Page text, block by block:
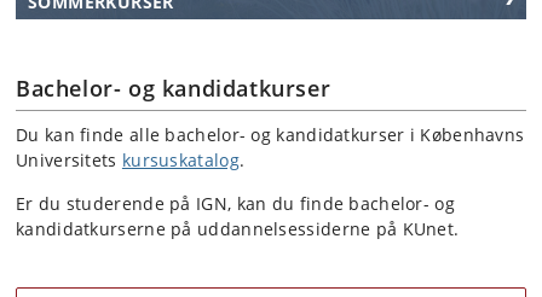
Bachelor- og kandidatkurser
Du kan finde alle bachelor- og kandidatkurser i Københavns
Universitets kursuskatalog.
Er du studerende på IGN, kan du finde bachelor- og
kandidatkurserne på uddannelsessiderne på KUnet.